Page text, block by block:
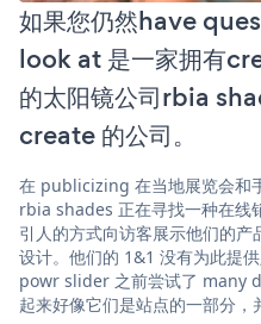
如果您仍然have
look at 是一家拥有
的太阳镜公司rbia
create 的公司。
在 publicizing 在当地展览会和
rbia shades 正在寻找一种在线
引人的方式向访客展示他们的
设计。他们的 1&1 没有为此提
powr slider 之前尝试了 many
起来好像它们是站点的一部分，